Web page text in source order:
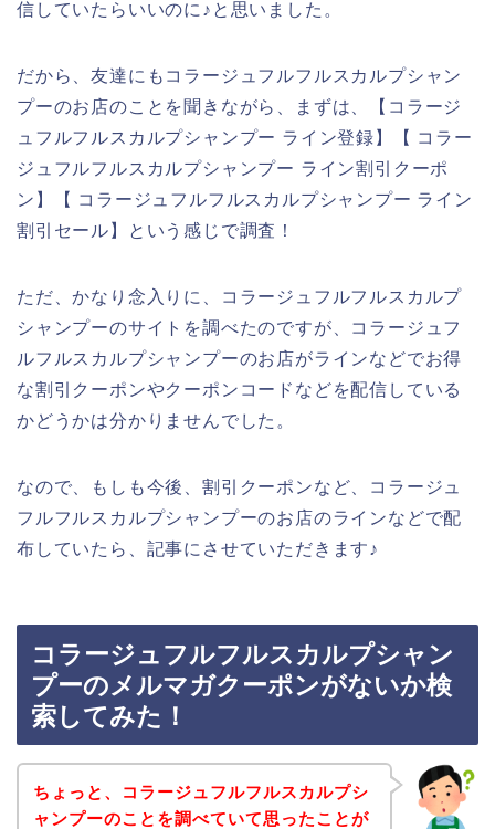
信していたらいいのに♪と思いました。
だから、友達にもコラージュフルフルスカルプシャン
プーのお店のことを聞きながら、まずは、【コラージ
ュフルフルスカルプシャンプー ライン登録】【 コラー
ジュフルフルスカルプシャンプー ライン割引クーポ
ン】【 コラージュフルフルスカルプシャンプー ライン
割引セール】という感じで調査！
ただ、かなり念入りに、コラージュフルフルスカルプ
シャンプーのサイトを調べたのですが、コラージュフ
ルフルスカルプシャンプーのお店がラインなどでお得
な割引クーポンやクーポンコードなどを配信している
かどうかは分かりませんでした。
なので、もしも今後、割引クーポンなど、コラージュ
フルフルスカルプシャンプーのお店のラインなどで配
布していたら、記事にさせていただきます♪
コラージュフルフルスカルプシャン
プーのメルマガクーポンがないか検
索してみた！
ちょっと、コラージュフルフルスカルプシ
ャンプーのことを調べていて思ったことが